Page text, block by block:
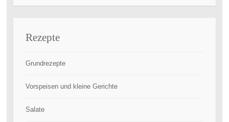
Rezepte
Grundrezepte
Vorspeisen und kleine Gerichte
Salate